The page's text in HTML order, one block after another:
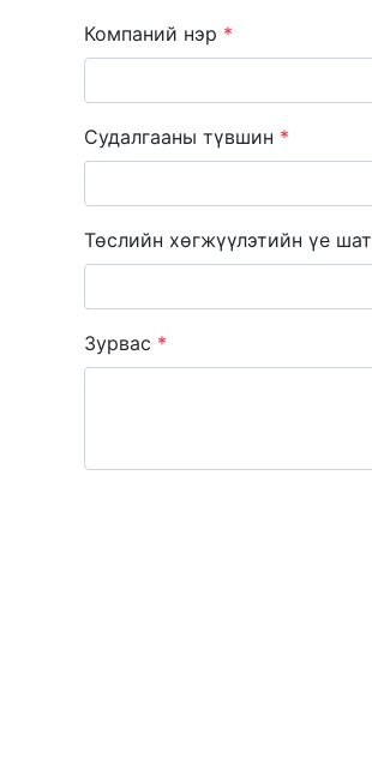
Компаний нэр *
Судалгааны түвшин *
Төслийн хөгжүүлэтийн үе шат
Зурвас *